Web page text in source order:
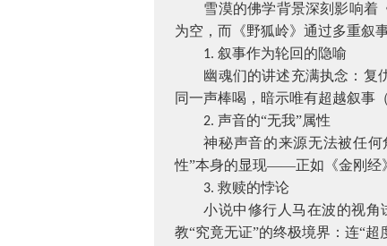
雪漠的佛学背景深刻影响着
为空，而《野狐岭》通过多重叙
1.叙事作为轮回的隐喻
幽魂们的讲述充满执念：复
同一声棒喝，暗示唯有超越叙事
2. 声音的“无我”属性
神秘声音的来源无法被任
性”本身的显现——正如《金刚经
3.救赎的悖论
小说中修行人马在波的视角
教“究竟无证”的终极境界：连“超